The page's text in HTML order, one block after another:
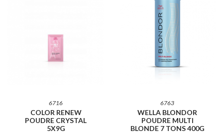
6716
COLOR RENEW
POUDRE CRYSTAL
5X9G
6763
WELLA BLONDOR
POUDRE MULTI
BLONDE 7 TONS 400G